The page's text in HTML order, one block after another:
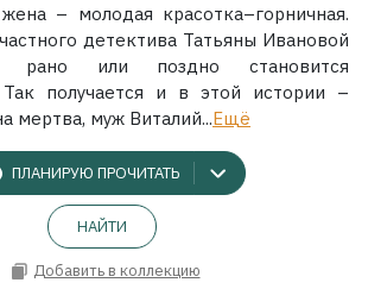
– молодая красотка–горничная.
детектива Татьяны Ивановой
рано или поздно становится
получается и в этой истории –
мертва, муж Виталий...Ещё
ПЛАНИРУЮ ПРОЧИТАТЬ
НАЙТИ
Добавить в коллекцию